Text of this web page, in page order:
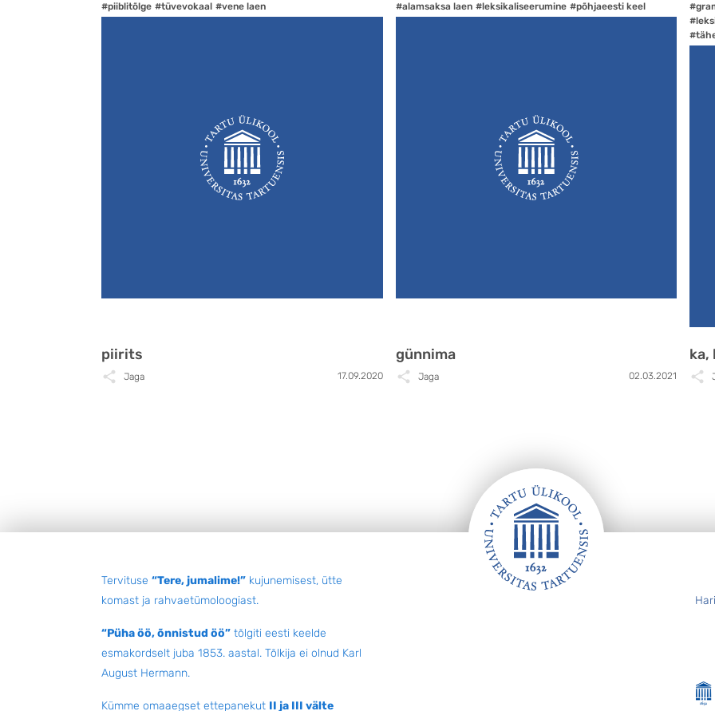
#piiblitõlge #tüvevokaal #vene laen
piirits
Jaga 17.09.2020
#alamsaksa laen #leksikaliseerumine #põhjaeesti keel
günnima
Jaga 02.03.2021
ka,
Tervituse “Tere, jumalime!”kujunemisest, ütte
komast ja rahvaetümoloogiast.
“Püha öö, õnnistud öö”tõlgiti eesti keelde
esmakordselt juba 1853. aastal. Tõlkija ei olnud Karl
August Hermann.
Kümme omaaegset ettepanekut II ja III välte